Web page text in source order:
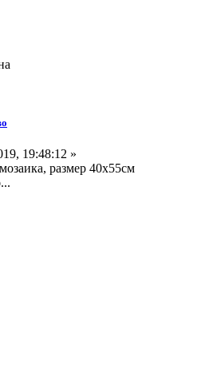
19:48:12 »
размер 40х55см